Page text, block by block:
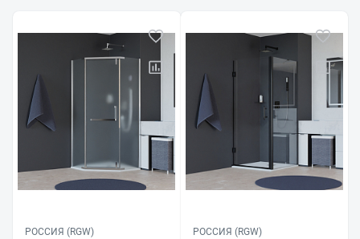
РОССИЯ (RGW) РОССИЯ (RGW)